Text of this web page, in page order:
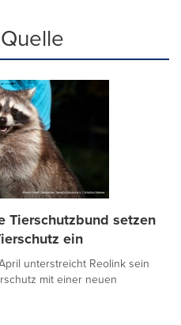
Tierschutzbund setzen
ein
unterstreicht Reolink sein
mit einer neuen